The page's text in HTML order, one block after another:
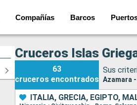
Compañías Barcos
Cruceros Islas
63
cruceros encontrados
Sus
Azamara
ITALIA, GRECIA, EGIPTO,